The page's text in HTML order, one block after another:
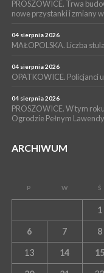
NOC CIEM
15 lipca 2026
PROSZOWICE. Już za
PROSZOWICE. Trwa
nowe przystanki i zmiany
04 sierpnia 2026
MAŁOPOLSKA. Liczba
04 sierpnia 2026
OPATKOWICE. Policjanci
04 sierpnia 2026
PROSZOWICE. W tym
Ogrodzie Pełnym
ARCHIWUM
P W Ś
1
6 7 8
13 14 15